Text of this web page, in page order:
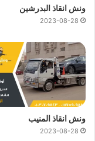
ونش انقاذ البدرشين
2023-08-28
ونش انقاذ المنيب
2023-08-28